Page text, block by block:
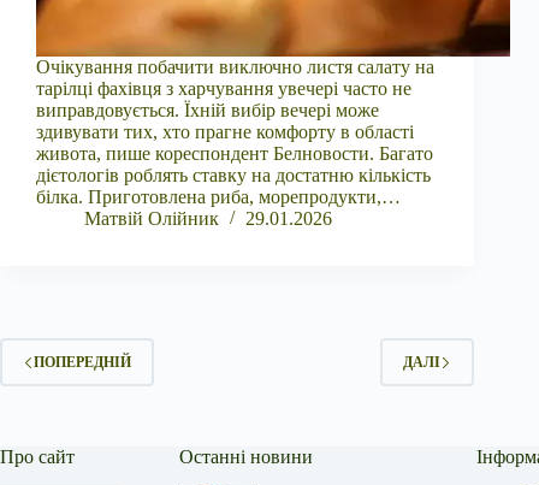
Очікування побачити виключно листя салату на
тарілці фахівця з харчування увечері часто не
виправдовується. Їхній вибір вечері може
здивувати тих, хто прагне комфорту в області
живота, пише кореспондент Белновости. Багато
дієтологів роблять ставку на достатню кількість
білка. Приготовлена риба, морепродукти,…
Матвій Олійник
29.01.2026
ПОПЕРЕДНІЙ ДАЛІ
Про сайт Останні новини